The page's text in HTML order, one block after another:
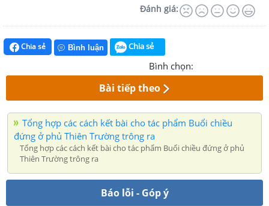
Đánh giá:
Chia sẻ Bình luận Chia sẻ
Bình chọn:
Bài tiếp theo
Tổng hợp các cách kết bài cho tác phẩm Buổi chiều
đứng ở phủ Thiên Trường trông ra
Tổng hợp các cách kết bài cho tác phẩm Buổi chiều đứng ở phủ
Thiên Trường trông ra
Báo lỗi - Góp ý